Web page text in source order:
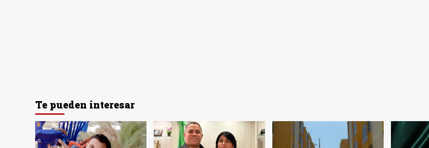
Te pueden interesar